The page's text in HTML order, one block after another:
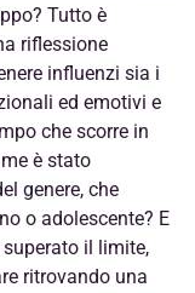
Tutto è
riflessione
influenzi sia i
ed emotivi e
che scorre in
è stato
genere, che
o adolescente? E
il limite,
ritrovando una